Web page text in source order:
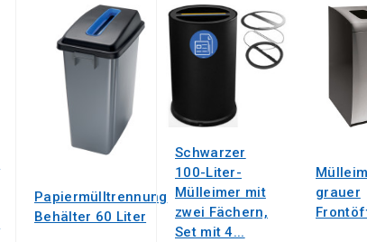
Papiermülltrennung
Behälter 60 Liter
Schwarzer
100-Liter-
Mülleimer mit
zwei Fächern,
Set mit 4...
grauer